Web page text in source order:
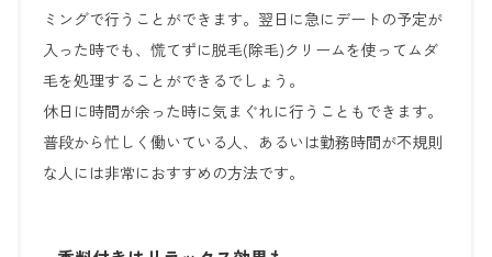
ミングで行うことができます。翌日に急にデートの予定が
入った時でも、慌てずに脱毛(除毛)クリームを使ってムダ
毛を処理することができるでしょう。
休日に時間が余った時に気まぐれに行うこともできます。
普段から忙しく働いている人、あるいは勤務時間が不規則
な人には非常におすすめの方法です。